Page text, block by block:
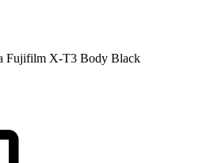
Fujifilm X-T3 Body Black